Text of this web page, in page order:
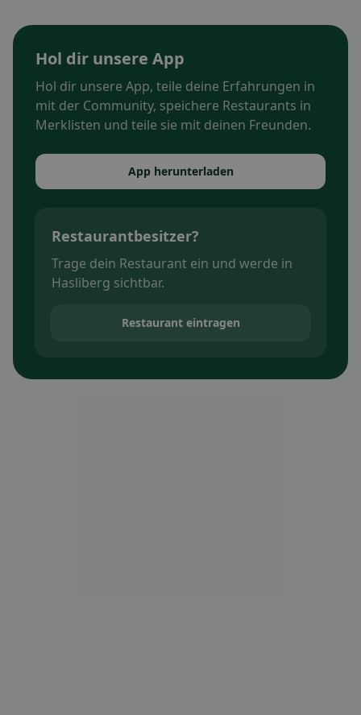
Hol dir unsere App
Hol dir unsere App, teile deine Erfahrungen in
mit der Community, speichere Restaurants in
Merklisten und teile sie mit deinen Freunden.
App herunterladen
Restaurantbesitzer?
Trage dein Restaurant ein und werde in
Hasliberg sichtbar.
Restaurant eintragen